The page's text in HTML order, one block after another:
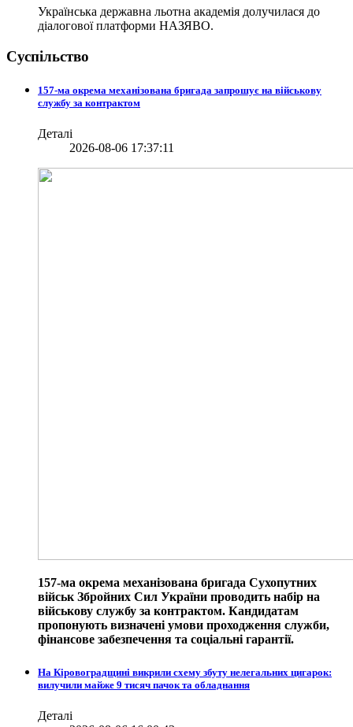
Українська державна льотна академія долучилася до
діалогової платформи НАЗЯВО.
Суспільство
157-ма окрема механізована бригада запрошує на військову
службу за контрактом
Деталі
2026-08-06 17:37:11
157-ма окрема механізована бригада Сухопутних
військ Збройних Сил України проводить набір на
військову службу за контрактом. Кандидатам
пропонують визначені умови проходження служби,
фінансове забезпечення та соціальні гарантії.
На Кіровоградщині викрили схему збуту нелегальних цигарок:
вилучили майже 9 тисяч пачок та обладнання
Деталі